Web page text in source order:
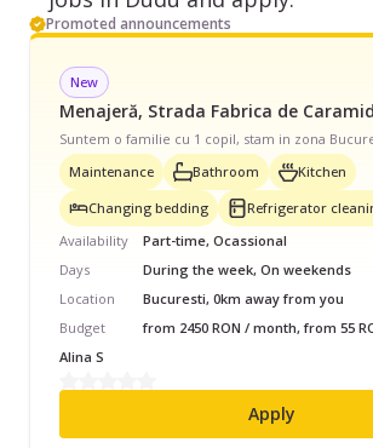
Promoted announcements
New
Maintenance
Bathroom
Kitchen
Changing bedding
Refrigerator
Availability
Part-time, Ocassional
Days
During the week, On weekends
Location
Bucuresti, 0km away from you
Budget
from 2450 RON / month, from 55
Alina S
Apply